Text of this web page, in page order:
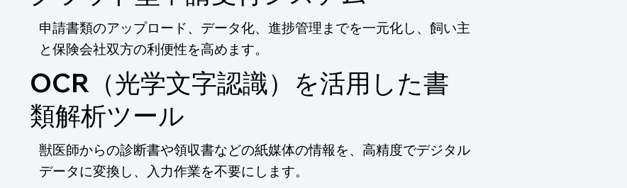
申請書類のアップロード、データ化、進捗管理までを一元化し、飼い主
と保険会社双方の利便性を高めます。
OCR（光学文字認識）を活用した書
類解析ツール
獣医師からの診断書や領収書などの紙媒体の情報を、高精度でデジタル
データに変換し、入力作業を不要にします。